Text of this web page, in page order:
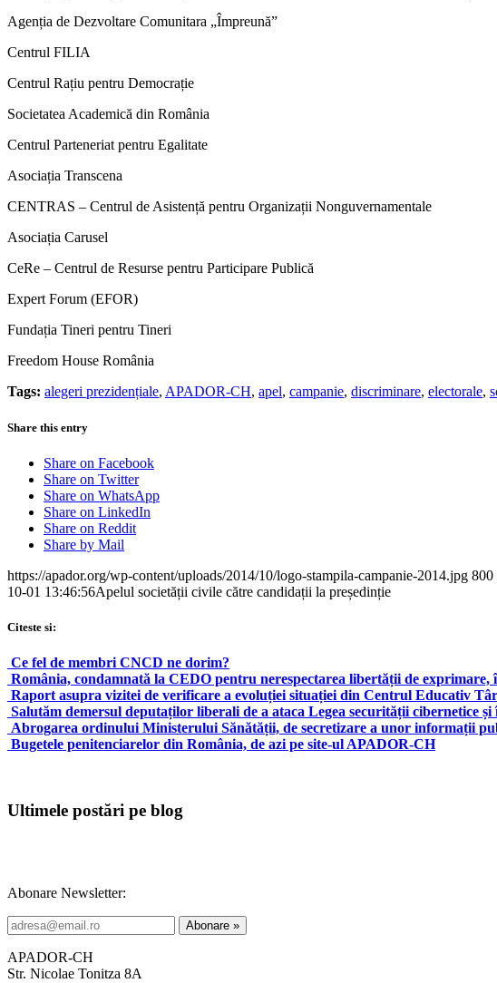
Agenția de Dezvoltare Comunitara „Împreună”
Centrul FILIA
Centrul Rațiu pentru Democrație
Societatea Academică din România
Centrul Parteneriat pentru Egalitate
Asociația Transcena
CENTRAS – Centrul de Asistență pentru Organizații Nonguvernamentale
Asociația Carusel
CeRe – Centrul de Resurse pentru Participare Publică
Expert Forum (EFOR)
Fundația Tineri pentru Tineri
Freedom House România
Tags: alegeri prezidențiale, APADOR-CH, apel, campanie, discriminare, electorale,
Share this entry
Share on Facebook
Share on Twitter
Share on WhatsApp
Share on LinkedIn
Share on Reddit
Share by Mail
https://apador.org/wp-content/uploads/2014/10/logo-stampila-campanie-2014.jpg 800
10-01 13:46:56Apelul societății civile către candidații la președinție
Citeste si:
Ce fel de membri CNCD ne dorim?
România, condamnată la CEDO pentru nerespectarea libertății de
Raport asupra vizitei de verificare a evoluției situației din Centrul Educativ
Salutăm demersul deputaților liberali de a ataca Legea securității cibernetice
Abrogarea ordinului Ministerului Sănătății, de secretizare a unor informații
Bugetele penitenciarelor din România, de azi pe site-ul APADOR-CH
Ultimele postări pe blog
Abonare Newsletter:
APADOR-CH
Str. Nicolae Tonitza 8A